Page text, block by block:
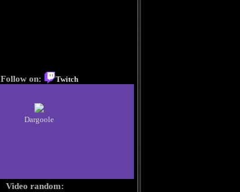
Follow on: Twitch
Dargoole
Video random: